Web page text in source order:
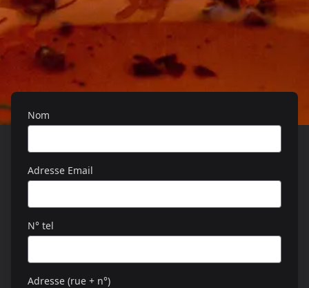
Nom
Adresse Email
N° tel
Adresse (rue + n°)